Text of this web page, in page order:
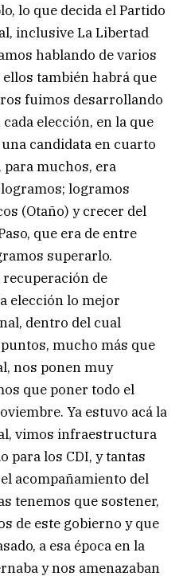
lo que decida el Partido
inclusive La Libertad
hablando de varios
también habrá que
fuimos desarrollando
elección, en la que
candidata en cuarto
para muchos, era
logramos
(Otaño) y crecer del
que era de entre
superarlo.
recuperación de
elección lo mejor
dentro del cual
mucho más que
nos ponen muy
que poner todo el
Ya estuvo acá la
vimos infraestructura
para los CDI, y tantas
acompañamiento del
tenemos que sostener,
de este gobierno y que
a esa época en la
y nos amenazaban